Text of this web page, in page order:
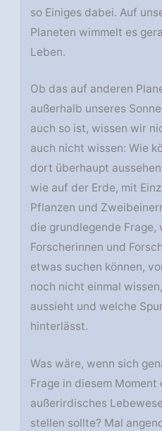
so Einiges dabei. Auf
Planeten wimmelt es
Leben.
Ob das auf anderen
außerhalb unseres
auch so ist, wissen wir
auch nicht wissen: Wie
dort überhaupt
wie auf der Erde, mit
Pflanzen und
die grundlegende Frage,
Forscherinnen und
etwas suchen können,
noch nicht einmal
aussieht und welche
hinterlässt.
Was wäre, wenn sich
Frage in diesem Moment
außerirdisches
stellen sollte? Mal